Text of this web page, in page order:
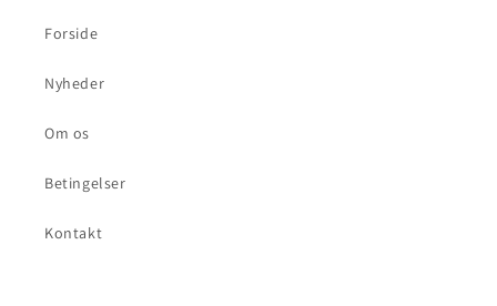
Forside
Nyheder
Om os
Betingelser
Kontakt